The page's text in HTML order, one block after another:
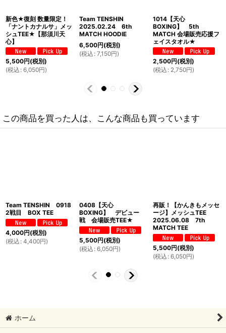
新色★復刻 数量限定！
「ナントカナルサ」メッ
シュTEE★【那須川天
心】
5,500円(税別)
(税込 : 6,050円)
Team TENSHIN
2025.02.24 6th
MATCH HOODIE
6,500円(税別)
(税込 : 7,150円)
1014【天心
BOXING】 5th
MATCH 会場販売応援フ
ェイスタオル★
2,500円(税別)
(税込 : 2,750円)
この商品を買った人は、こんな商品も買っています
Team TENSHIN 0918
2戦目 BOX TEE
4,000円(税別)
(税込 : 4,400円)
0408【天心
BOXING】 デビュー
戦 会場販売TEE★
5,500円(税別)
(税込 : 6,050円)
再販！【かんきもメッセ
ージ】メッシュTEE
2025.06.08 7th
MATCH TEE
5,500円(税別)
(税込 : 6,050円)
ホーム